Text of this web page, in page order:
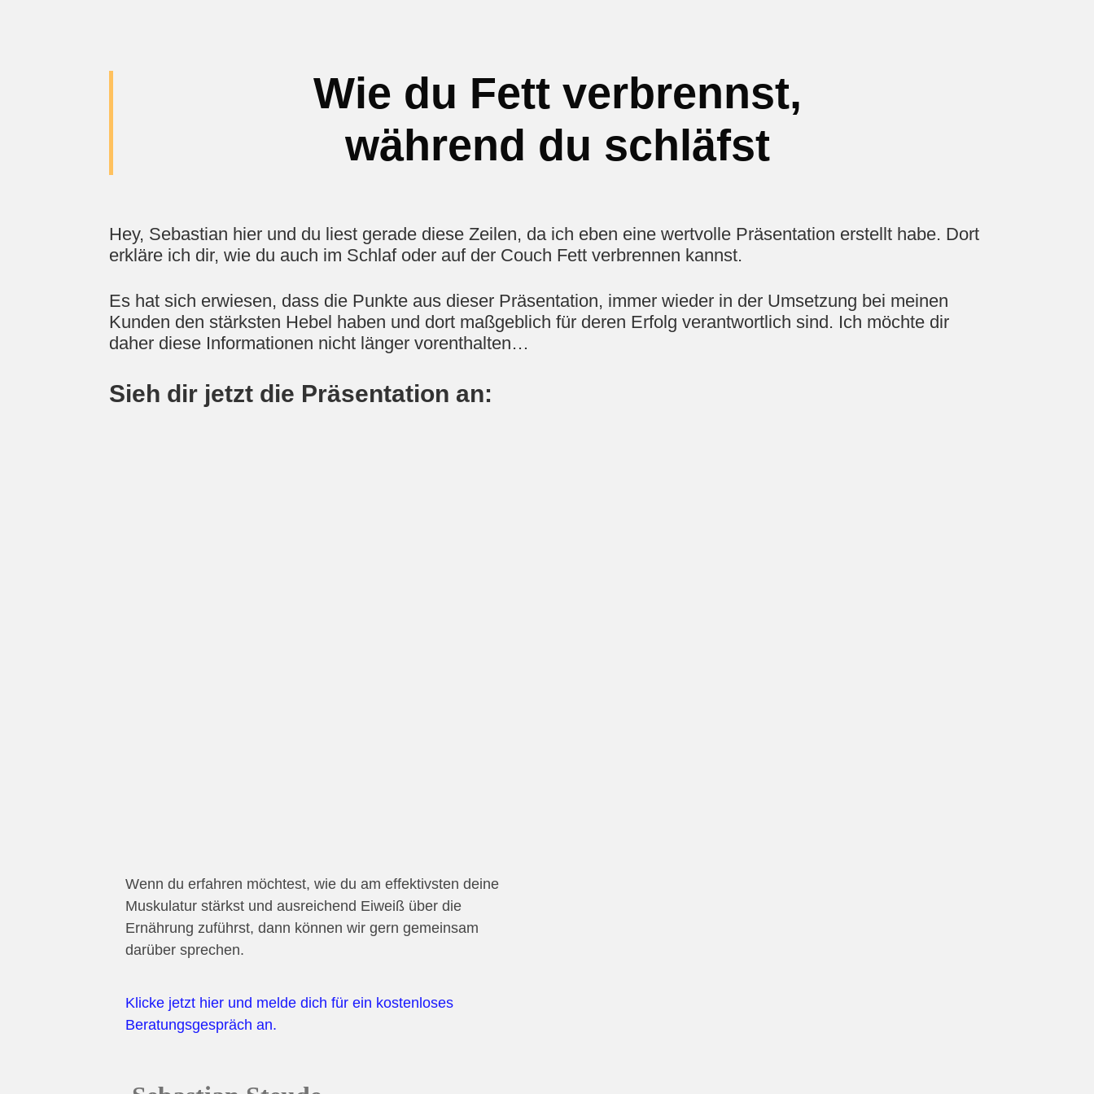
Wie du Fett verbrennst,
während du schläfst
Hey, Sebastian hier und du liest gerade diese Zeilen, da ich eben eine wertvolle Präsentation erstellt habe. Dort
erkläre ich dir, wie du auch im Schlaf oder auf der Couch Fett verbrennen kannst.
Es hat sich erwiesen, dass die Punkte aus dieser Präsentation, immer wieder in der Umsetzung bei meinen
Kunden den stärksten Hebel haben und dort maßgeblich für deren Erfolg verantwortlich sind. Ich möchte dir
daher diese Informationen nicht länger vorenthalten…
Sieh dir jetzt die Präsentation an:
Wenn du erfahren möchtest, wie du am effektivsten deine
Muskulatur stärkst und ausreichend Eiweiß über die
Ernährung zuführst, dann können wir gern gemeinsam
darüber sprechen.
Klicke jetzt hier und melde dich für ein kostenloses
Beratungsgespräch an.